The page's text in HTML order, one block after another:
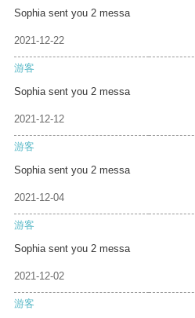
Sophia sent you 2 messa
2021-12-22
游客
Sophia sent you 2 messa
2021-12-12
游客
Sophia sent you 2 messa
2021-12-04
游客
Sophia sent you 2 messa
2021-12-02
游客